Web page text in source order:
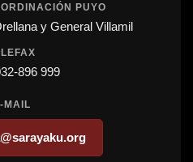
PUYO
y General Villamil
896 999
MAIL